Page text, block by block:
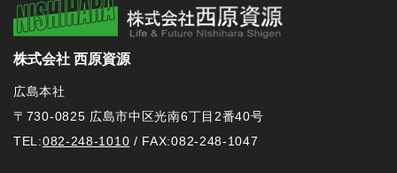
株式会社 西原資源
広島本社
〒730-0825 広島市中区光南6丁⽬2番40号
TEL:082-248-1010 / FAX:082-248-1047